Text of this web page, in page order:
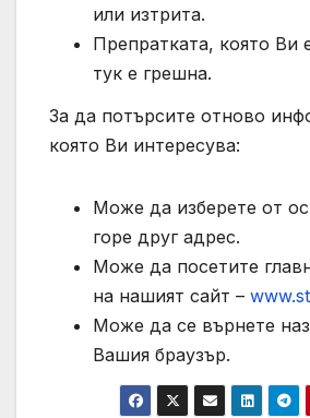
или изтрита.
Препратката, която Ви
тук е грешна.
За да потърсите отново
която Ви интересува:
Може да изберете от
горе друг адрес.
Може да посетите
на нашият сайт –
Може да се върнете
Вашия браузър.